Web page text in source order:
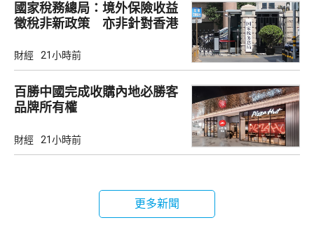
國家稅務總局：境外保險收益
徵稅非新政策 亦非針對香港
財經 21小時前
百勝中國完成收購內地必勝客
品牌所有權
財經 21小時前
更多新聞